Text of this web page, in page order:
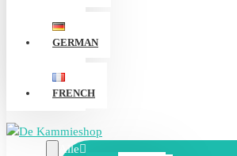
GERMAN
FRENCH
Alle